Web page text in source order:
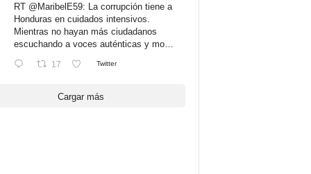
RT @MaribelE59: La corrupción tiene a
Honduras en cuidados intensivos.
Mientras no hayan más ciudadanos
escuchando a voces auténticas y mo…
17 Twitter
Cargar más